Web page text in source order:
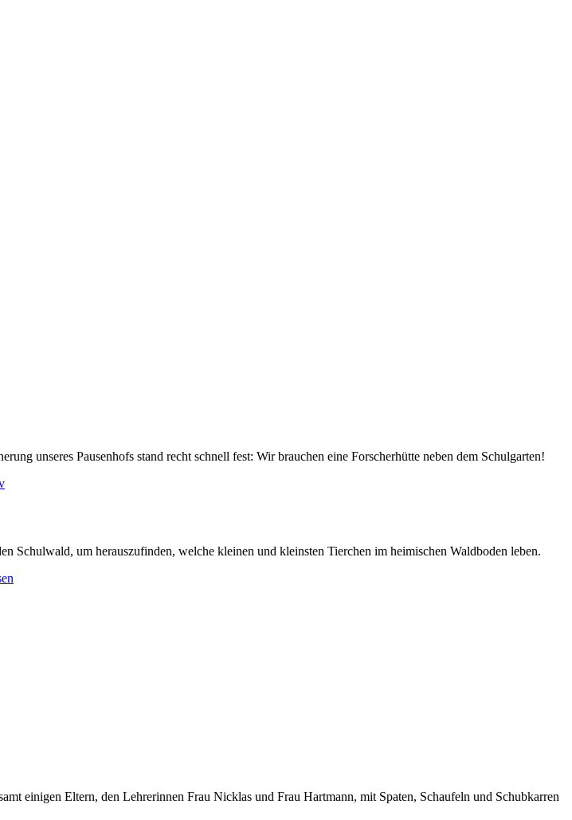
unseres Pausenhofs stand recht schnell fest: Wir brauchen eine Forscherhütte neben dem Schulgarten!
Schulwald, um herauszufinden, welche kleinen und kleinsten Tierchen im heimischen Waldboden leben.
einigen Eltern, den Lehrerinnen Frau Nicklas und Frau Hartmann, mit Spaten, Schaufeln und Schubkarren